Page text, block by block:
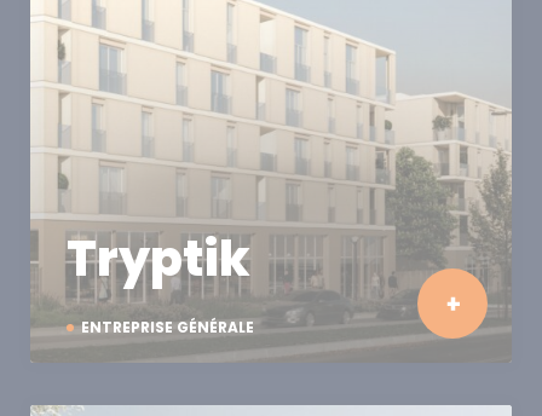
ENTREPRISE GÉNÉRALE
Tryptik